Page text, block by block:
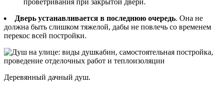
проветривания при закрытой двери.
Дверь устанавливается в последнюю очередь. Она не
должна быть слишком тяжелой, дабы не повлечь со временем
перекос всей постройки.
Деревянный дачный душ.